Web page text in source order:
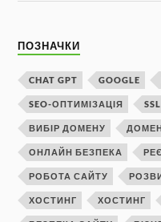
ПОЗНАЧКИ
CHAT GPT GOOGLE
SEO-ОПТИМІЗАЦІЯ
ВИБІР ДОМЕНУ
ОНЛАЙН БЕЗПЕКА
РОБОТА САЙТУ
ХОСТИНГ ХОСТИНГ